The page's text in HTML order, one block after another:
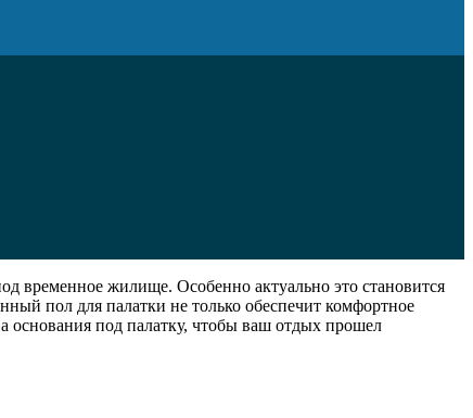
временное жилище. Особенно актуально это становится
пол для палатки не только обеспечит комфортное
основания под палатку, чтобы ваш отдых прошел